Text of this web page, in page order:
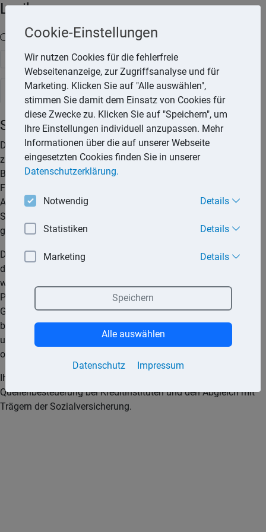
Lexika
Volltext-Suche in den Lexika
Suchen
Steuerlexikon
Steueridentifikationsnummer
Die Einführung der Steueridentifikationsnummer (IdNr) hat
zum Ziel, das Besteuerungsverfahren zu vereinfachen und
Bürokratie abbauen. Nicht zuletzt verfolgt die
Finanzverwaltung das Ziel erweiterter Kontroll- und
Abgleichmöglichkeiten, die mit der bisherigen Praxis der
Steuernummernvergabe in den Bundesländern nicht
gewährleistet werden konnten.
Die Steueridentifikationsnummer wird die Steuernummer für
den Bereich der Einkommensteuer ersetzen. Grundsätzlich
wird die IdNr jeder in Deutschland gemeldeten natürlichen
Person vom Bundeszentralamt für Steuern vergeben. Ihre
Gültigkeit währt ein Leben lang und ändert sich auch nicht
bei Umzug oder Heirat. Die IdNr ist eine 11-stellige Nummer
und enthält keine Informationen über den Steuerpflichtigen
oder das zuständige Finanzamt.
Ihr Anwendungsbereich erstreckt sich auch auf die
Quellenbesteuerung bei Kreditinstituten und den Abgleich mit
Trägern der Sozialversicherung.
Cookie-Einstellungen
Wir nutzen Cookies für die fehlerfreie
Webseitenanzeige, zur Zugriffsanalyse und für
Marketing. Klicken Sie auf "Alle auswählen",
stimmen Sie damit dem Einsatz von Cookies für
diese Zwecke zu. Klicken Sie auf "Speichern", um
Ihre Einstellungen individuell anzupassen. Mehr
Informationen über die auf unserer Webseite
eingesetzten Cookies finden Sie in unserer
Datenschutzerklärung.
Notwendig Details
Statistiken Details
Marketing Details
Datenschutz Impressum
Speichern
Alle auswählen